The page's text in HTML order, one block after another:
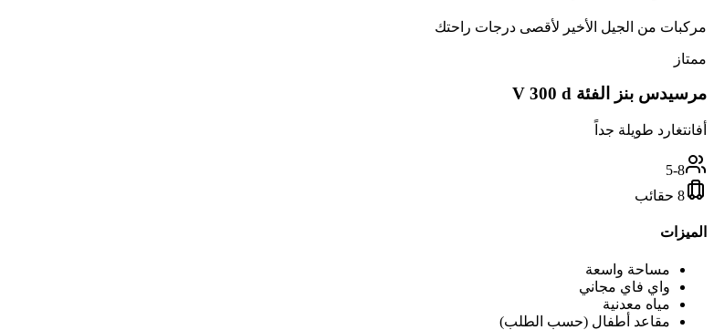
مركبات من الجيل الأخير لأقصى درجات راحتك
ممتاز
مرسيدس بنز الفئة V 300 d
أفانتغارد طويلة جداً
5-8
8 حقائب
الميزات
مساحة واسعة
واي فاي مجاني
مياه معدنية
مقاعد أطفال (حسب الطلب)